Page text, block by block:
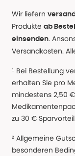
Wir liefern
Produkte ab
einsenden.
Versandkosten.
¹ Bei Bestellung
erhalten Sie pro
mindestens 2,50
zu 30 €
² Allgemeine
besonderen